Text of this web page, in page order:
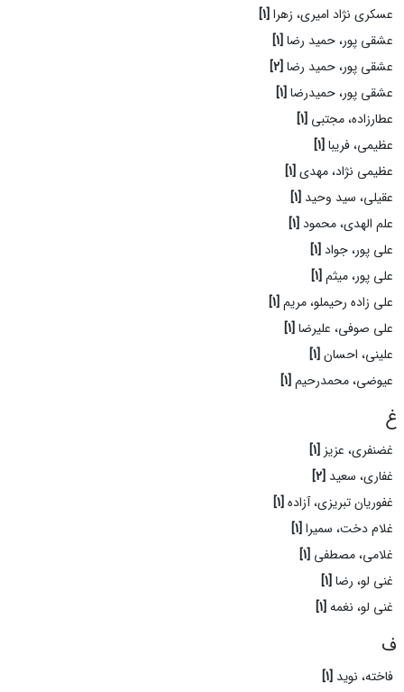
عسکری نژاد امیری، زهرا [1]
عشقی پور، حمید رضا [1]
عشقی پور، حمید رضا [2]
عشقی پور، حمیدرضا [1]
عطارزاده، مجتبی [1]
عظیمی، فریبا [1]
عظیمی نژاد، مهدی [1]
عقیلی، سید وحید [1]
علم الهدی، محمود [1]
علی پور، جواد [1]
علی پور، میثم [1]
علی زاده رحیملو، مریم [1]
علی صوفی، علیرضا [1]
علینی، احسان [1]
عیوضی، محمدرحیم [1]
غ
غضنفری، عزیز [1]
غفاری، سعید [2]
غفوریان تبریزی، آزاده [1]
غلام دخت، سمیرا [1]
غلامی، مصطفی [1]
غنی لو، رضا [1]
غنی لو، نغمه [1]
ف
فاخته، نوید [1]